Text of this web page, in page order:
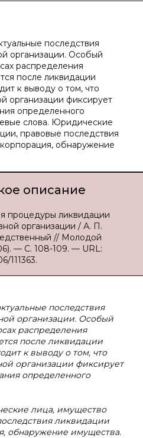
последствия
организации. Особый
распределения
после ликвидации
к выводу о том, что
организации фиксирует
определенного
слова. Юридические
правовые последствия
обнаружение
описание
процедуры ликвидации
организации / А. П.
// Молодой
— С. 108-109. — URL:
111363.
последствия
организации. Особый
распределения
после ликвидации
к выводу о том, что
организации фиксирует
определенного
лица, имущество
ликвидации
обнаружение имущества.